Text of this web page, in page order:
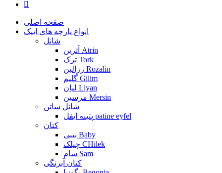
صفحه اصلی
انواع پارچه های ایپک
شانل
آترین Atrin
ترک Tork
رزالین Rozalin
گلیم Gilim
لیان Liyan
مرسین Mersin
شانل ساتن
پتینه ایفل patine eyfel
کتان
بیبی Baby
چیلک CHilek
سام Sam
کتان آبرنگی